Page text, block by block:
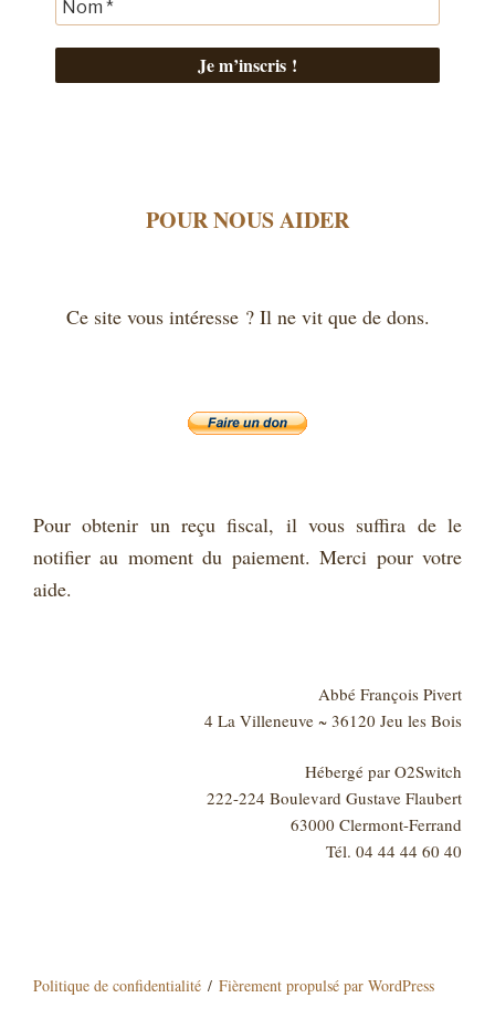
POUR NOUS AIDER
Ce site vous intéresse ? Il ne vit que de dons.
Pour obtenir un reçu fiscal, il vous suffira de le
notifier au moment du paiement. Merci pour votre
aide.
Abbé François Pivert
4 La Villeneuve ~ 36120 Jeu les Bois
Hébergé par O2Switch
222-224 Boulevard Gustave Flaubert
63000 Clermont-Ferrand
Tél. 04 44 44 60 40
Politique de confidentialité Fièrement propulsé par WordPress